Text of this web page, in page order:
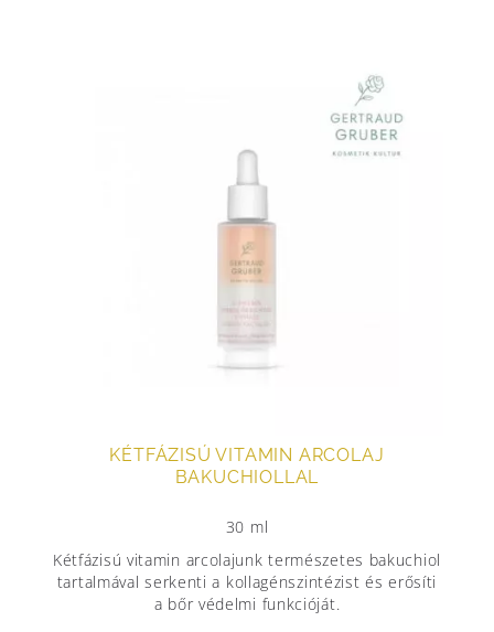
KÉTFÁZISÚ VITAMIN ARCOLAJ
BAKUCHIOLLAL
30 ml
Kétfázisú vitamin arcolajunk természetes bakuchiol
tartalmával serkenti a kollagénszintézist és erősíti
a bőr védelmi funkcióját.